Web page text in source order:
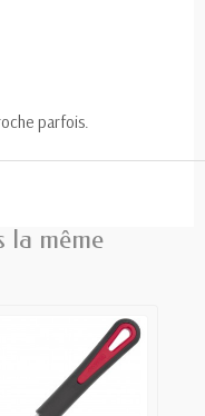
parfois.
la même